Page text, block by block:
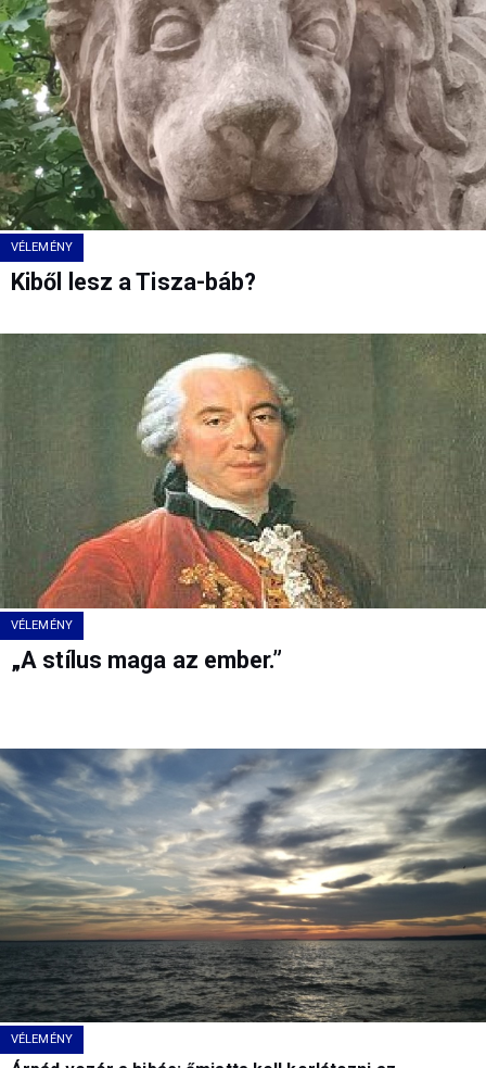
VÉLEMÉNY
Kiből lesz a Tisza-báb?
VÉLEMÉNY
„A stílus maga az ember.”
VÉLEMÉNY